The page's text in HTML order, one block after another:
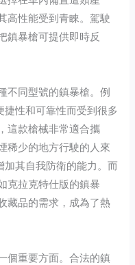
高性能受到青睞。駕駛
鎮暴槍可提供即時反
不同型號的鎮暴槍。例
捷性和可靠性而受到很多
這款槍械非常適合攜
稀少的地方行駛的人來
加其自我防衛的能力。而
克拉克特仕版的鎮暴
藏品的需求，成為了熱
個重要方面。合法的鎮